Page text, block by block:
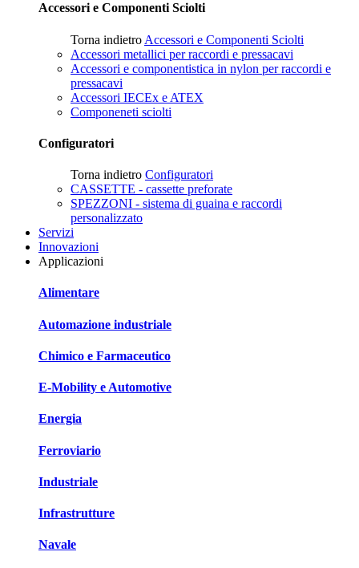
Accessori e Componenti Sciolti
Torna indietro Accessori e Componenti Sciolti
Accessori metallici per raccordi e pressacavi
Accessori e componentistica in nylon per raccordi e
pressacavi
Accessori IECEx e ATEX
Componeneti sciolti
Configuratori
Torna indietro Configuratori
CASSETTE - cassette preforate
SPEZZONI - sistema di guaina e raccordi
personalizzato
Servizi
Innovazioni
Applicazioni
Alimentare
Automazione industriale
Chimico e Farmaceutico
E-Mobility e Automotive
Energia
Ferroviario
Industriale
Infrastrutture
Navale